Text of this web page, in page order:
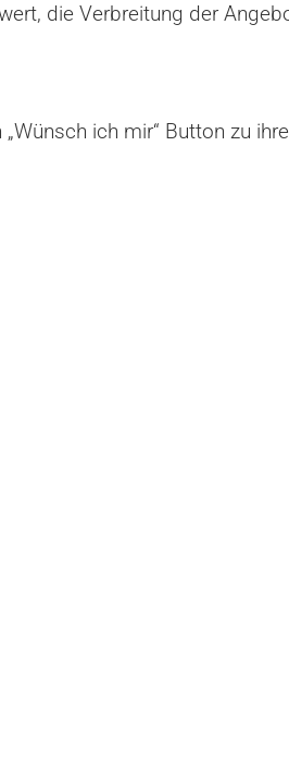
die Verbreitung der
ich mir“ Button zu